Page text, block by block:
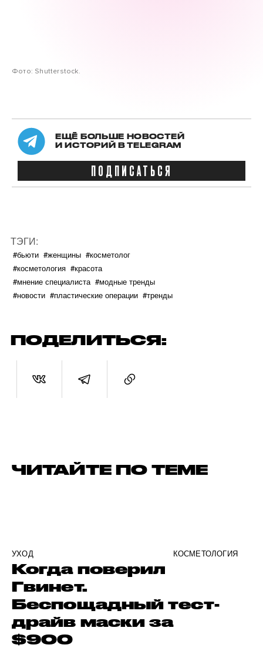
Фото: Shutterstock.
ЕЩЁ БОЛЬШЕ НОВОСТЕЙ
И ИСТОРИЙ В TELEGRAM
ПОДПИСАТЬСЯ
ТЭГИ:
#бьюти #женщины #косметолог
#косметология #красота
#мнение специалиста #модные тренды
#новости #пластические операции #тренды
ПОДЕЛИТЬСЯ:
ЧИТАЙТЕ ПО ТЕМЕ
УХОД КОСМЕТОЛОГИЯ
Когда поверил
Гвинет.
Беспощадный тест-
драйв маски за
$900